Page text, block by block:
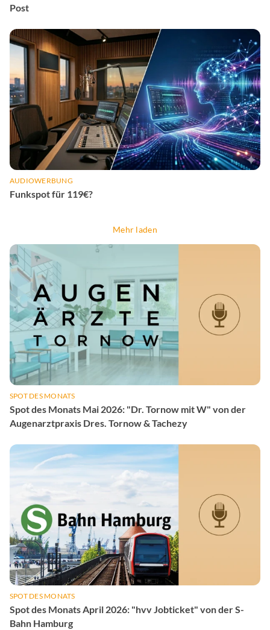
Post
AUDIOWERBUNG
Funkspot für 119€?
Mehr laden
SPOT DES MONATS
Spot des Monats Mai 2026: "Dr. Tornow mit W" von der
Augenarztpraxis Dres. Tornow & Tachezy
SPOT DES MONATS
Spot des Monats April 2026: "hvv Jobticket" von der S-
Bahn Hamburg